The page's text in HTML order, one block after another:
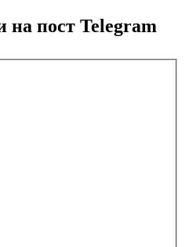
на пост Telegram